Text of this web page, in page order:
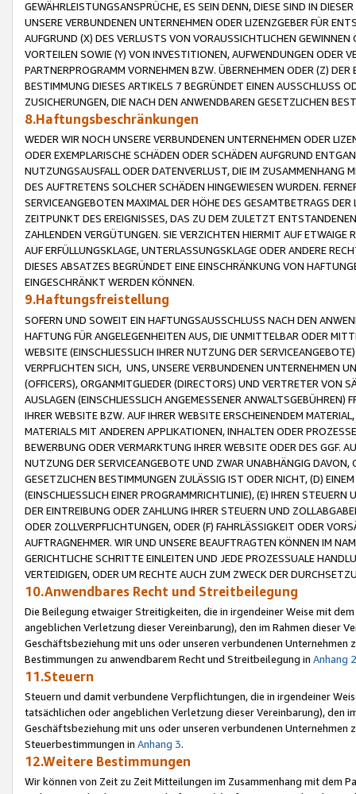
GEWÄHRLEISTUNGSANSPRÜCHE, ES SEIN DENN, DIESE SIND IN
UNSERE VERBUNDENEN UNTERNEHMEN ODER LIZENZGEBER FÜR
AUFGRUND (X) DES VERLUSTS VON VORAUSSICHTLICHEN
VORTEILEN SOWIE (Y) VON INVESTITIONEN, AUFWENDUNGEN ODER
PARTNERPROGRAMM VORNEHMEN BZW. ÜBERNEHMEN ODER (Z)
BESTIMMUNG DIESES ARTIKELS 7 BEGRÜNDET EINEN AUSSCHLUSS
ZUSICHERUNGEN, DIE NACH DEN ANWENDBAREN GESETZLICHEN
8.Haftungsbeschränkungen
WEDER WIR NOCH UNSERE VERBUNDENEN UNTERNEHMEN ODER
ODER EXEMPLARISCHE SCHÄDEN ODER SCHÄDEN AUFGRUND
NUTZUNGSAUSFALL ODER DATENVERLUST, DIE IM ZUSAMMENHANG
DES AUFTRETENS SOLCHER SCHÄDEN HINGEWIESEN WURDEN.
SERVICEANGEBOTEN MAXIMAL DER HÖHE DES GESAMTBETRAGS
ZEITPUNKT DES EREIGNISSES, DAS ZU DEM ZULETZT
ZAHLENDEN VERGÜTUNGEN. SIE VERZICHTEN HIERMIT AUF
AUF ERFÜLLUNGSKLAGE, UNTERLASSUNGSKLAGE ODER ANDERE
DIESES ABSATZES BEGRÜNDET EINE EINSCHRÄNKUNG VON
EINGESCHRÄNKT WERDEN KÖNNEN.
9.Haftungsfreistellung
SOFERN UND SOWEIT EIN HAFTUNGSAUSSCHLUSS NACH DEN
HAFTUNG FÜR ANGELEGENHEITEN AUS, DIE UNMITTELBAR ODER
WEBSITE (EINSCHLIESSLICH IHRER NUTZUNG DER
VERPFLICHTEN SICH, UNS, UNSERE VERBUNDENEN UNTERNEHMEN
(OFFICERS), ORGANMITGLIEDER (DIRECTORS) UND VERTRETER VON
AUSLAGEN (EINSCHLIESSLICH ANGEMESSENER
IHRER WEBSITE BZW. AUF IHRER WEBSITE ERSCHEINENDEM
MATERIALS MIT ANDEREN APPLIKATIONEN, INHALTEN ODER
BEWERBUNG ODER VERMARKTUNG IHRER WEBSITE ODER DES GGF.
NUTZUNG DER SERVICEANGEBOTE UND ZWAR UNABHÄNGIG
GESETZLICHEN BESTIMMUNGEN ZULÄSSIG IST ODER NICHT, (D)
(EINSCHLIESSLICH EINER PROGRAMMRICHTLINIE), (E) IHREN
DER EINTREIBUNG ODER ZAHLUNG IHRER STEUERN UND
ODER ZOLLVERPFLICHTUNGEN, ODER (F) FAHRLÄSSIGKEIT ODER
AUFTRAGNEHMER. WIR UND UNSERE BEAUFTRAGTEN KÖNNEN IM
GERICHTLICHE SCHRITTE EINLEITEN UND JEDE PROZESSUALE
VERTEIDIGEN, ODER UM RECHTE AUCH ZUM ZWECK DER
10.Anwendbares Recht und Streitbeilegung
Die Beilegung etwaiger Streitigkeiten, die in irgendeiner Weise mit
angeblichen Verletzung dieser Vereinbarung), den im Rahmen dieser
Geschäftsbeziehung mit uns oder unseren verbundenen
Bestimmungen zu anwendbarem Recht und Streitbeilegung in Anhang 2
11.Steuern
Steuern und damit verbundene Verpflichtungen, die in irgendeiner
tatsächlichen oder angeblichen Verletzung dieser Vereinbarung), den
Geschäftsbeziehung mit uns oder unseren verbundenen
Steuerbestimmungen in Anhang 3.
12.Weitere Bestimmungen
Wir können von Zeit zu Zeit Mitteilungen im Zusammenhang mit dem